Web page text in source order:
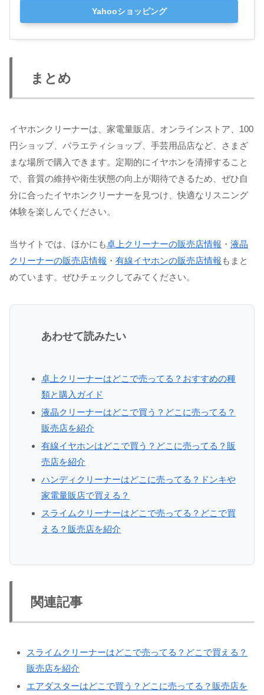
Yahooショッピング
まとめ
イヤホンクリーナーは、家電量販店、オンラインストア、100
円ショップ、バラエティショップ、手芸用品店など、さまざ
まな場所で購入できます。定期的にイヤホンを清掃すること
で、音質の維持や衛生状態の向上が期待できるため、ぜひ自
分に合ったイヤホンクリーナーを見つけ、快適なリスニング
体験を楽しんでください。
当サイトでは、ほかにも卓上クリーナーの販売店情報 ・ 液晶
クリーナーの販売店情報 ・ 有線イヤホンの販売店情報 もまと
めています。ぜひチェックしてみてください。
あわせて読みたい
卓上クリーナーはどこで売ってる？おすすめの種
類と購入ガイド
液晶クリーナーはどこで買う？どこに売ってる？
販売店を紹介
有線イヤホンはどこで買う？どこに売ってる？販
売店を紹介
ハンディクリーナーはどこに売ってる？ドンキや
家電量販店で買える？
スライムクリーナーはどこで売ってる？どこで買
える？販売店を紹介
関連記事
スライムクリーナーはどこで売ってる？どこで買える？
販売店を紹介
エアダスターはどこで買う？どこに売ってる？販売店を